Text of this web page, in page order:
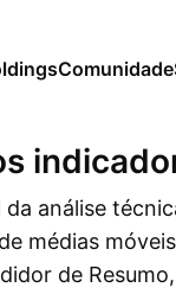
Comunidade
da análise
médias
de